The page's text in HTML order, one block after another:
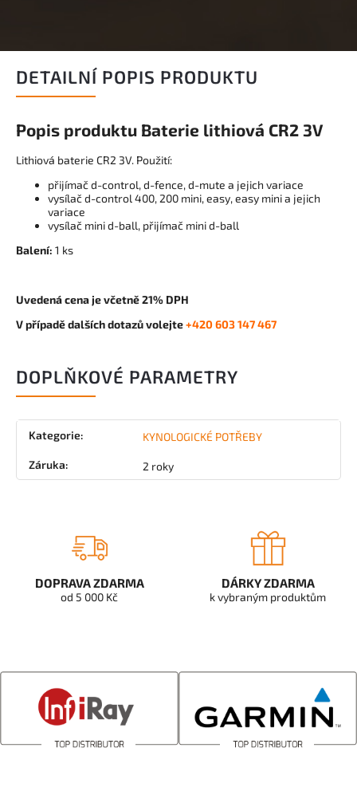
DETAILNÍ POPIS PRODUKTU
Popis produktu Baterie lithiová CR2 3V
Lithiová baterie CR2 3V. Použití:
přijímač d-control, d-fence, d-mute a jejich variace
vysílač d-control 400, 200 mini, easy, easy mini a jejich
variace
vysílač mini d-ball, přijímač mini d-ball
Balení: 1 ks
Uvedená cena je včetně 21% DPH
V případě dalších dotazů volejte+420 603 147 467
DOPLŇKOVÉ PARAMETRY
Kategorie: KYNOLOGICKÉ POTŘEBY
Záruka: 2 roky
DOPRAVA ZDARMA
od 5 000 Kč
DÁRKY ZDARMA
k vybraným produktům